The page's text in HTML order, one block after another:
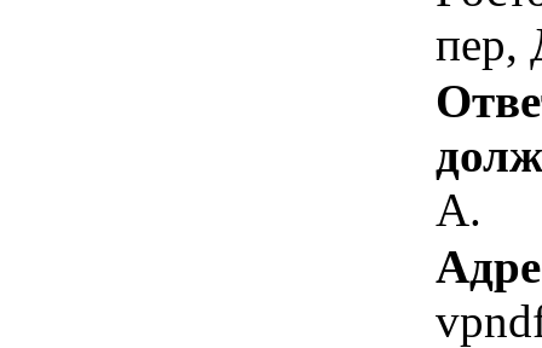
пер,
А.